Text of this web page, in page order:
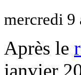
mercredi
Après le
janvier